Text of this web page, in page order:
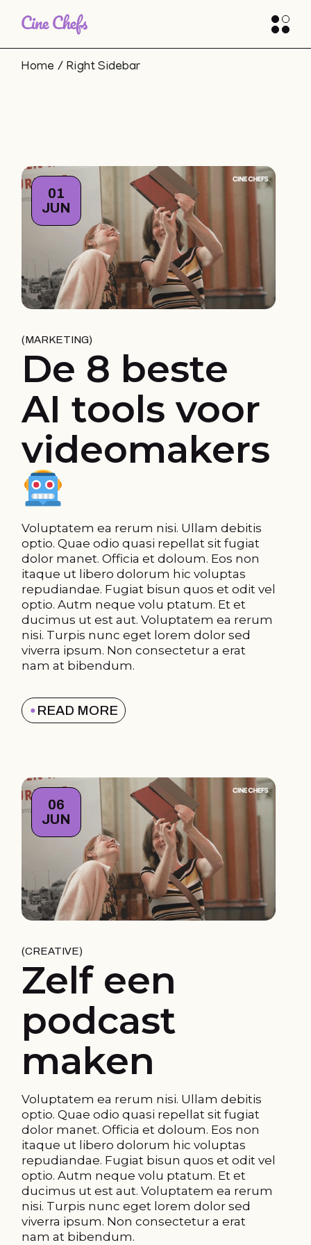
Home Right Sidebar
01
JUN
MARKETING
De 8 beste
AI tools voor
videomakers
Voluptatem ea rerum nisi. Ullam debitis
optio. Quae odio quasi repellat sit fugiat
dolor manet. Officia et doloum. Eos non
itaque ut libero dolorum hic voluptas
repudiandae. Fugiat bisun quos et odit vel
optio. Autm neque volu ptatum. Et et
ducimus ut est aut. Voluptatem ea rerum
nisi. Turpis nunc eget lorem dolor sed
viverra ipsum. Non consectetur a erat
nam at bibendum.
READ MORE
06
JUN
CREATIVE
Zelf een
podcast
maken
Voluptatem ea rerum nisi. Ullam debitis
optio. Quae odio quasi repellat sit fugiat
dolor manet. Officia et doloum. Eos non
itaque ut libero dolorum hic voluptas
repudiandae. Fugiat bisun quos et odit vel
optio. Autm neque volu ptatum. Et et
ducimus ut est aut. Voluptatem ea rerum
nisi. Turpis nunc eget lorem dolor sed
viverra ipsum. Non consectetur a erat
nam at bibendum.